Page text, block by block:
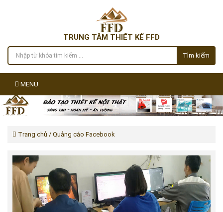
TRUNG TÂM THIẾT KẾ FFD
Tìm kiếm
MENU
Trang chủ / Quảng cáo Facebook